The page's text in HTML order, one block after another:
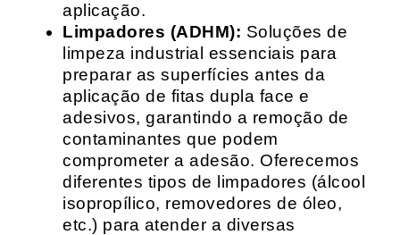
aplicação.
Limpadores (ADHM): Soluções de
limpeza industrial essenciais para
preparar as superfícies antes da
aplicação de fitas dupla face e
adesivos, garantindo a remoção de
contaminantes que podem
comprometer a adesão. Oferecemos
diferentes tipos de limpadores (álcool
isopropílico, removedores de óleo,
etc.) para atender a diversas